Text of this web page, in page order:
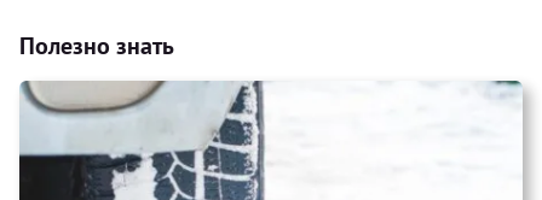
Полезно знать